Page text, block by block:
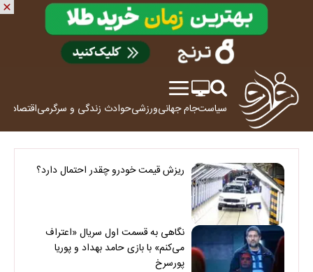
سیاستجام جهانیورزشیحوادث زندگی و سرگرمیاقتصاد
ریزش قیمت خودرو چقدر احتمال دارد؟
نگاهی به قسمت اول سریال «اعتراف
می‌کنم» با بازی حامد بهداد و پوریا
پورسرخ